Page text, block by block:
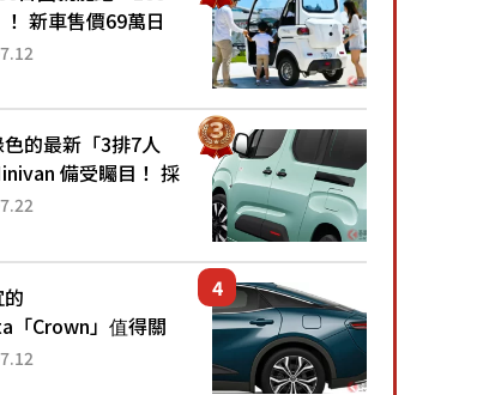
新車售價69萬日
人座」Trike大受歡
速熱賣？
的最新「3排7人
備受矚目！ 採
公尺剛剛好的車
萬元日圓起的5
「Crown」值得關
4WD、每公升